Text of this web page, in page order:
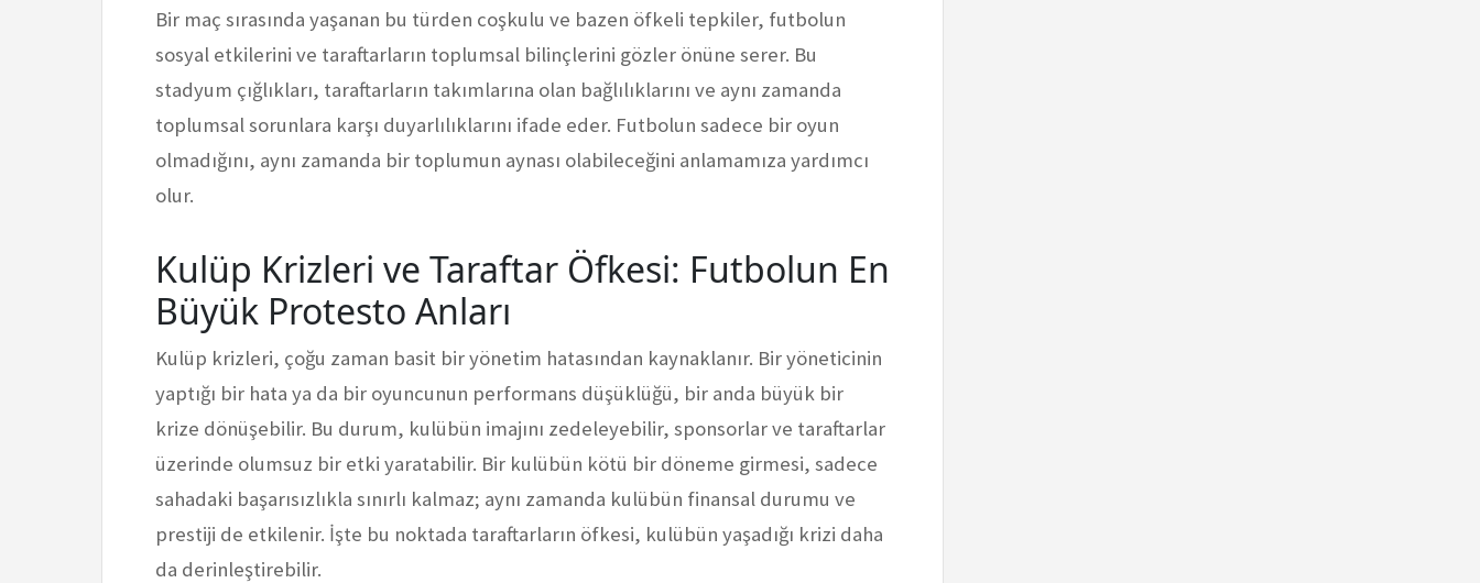
Bir maç sırasında yaşanan bu türden coşkulu ve bazen öfkeli tepkiler, futbolun
sosyal etkilerini ve taraftarların toplumsal bilinçlerini gözler önüne serer. Bu
stadyum çığlıkları, taraftarların takımlarına olan bağlılıklarını ve aynı zamanda
toplumsal sorunlara karşı duyarlılıklarını ifade eder. Futbolun sadece bir oyun
olmadığını, aynı zamanda bir toplumun aynası olabileceğini anlamamıza yardımcı
olur.
Kulüp Krizleri ve Taraftar Öfkesi: Futbolun En
Büyük Protesto Anları
Kulüp krizleri, çoğu zaman basit bir yönetim hatasından kaynaklanır. Bir yöneticinin
yaptığı bir hata ya da bir oyuncunun performans düşüklüğü, bir anda büyük bir
krize dönüşebilir. Bu durum, kulübün imajını zedeleyebilir, sponsorlar ve taraftarlar
üzerinde olumsuz bir etki yaratabilir. Bir kulübün kötü bir döneme girmesi, sadece
sahadaki başarısızlıkla sınırlı kalmaz; aynı zamanda kulübün finansal durumu ve
prestiji de etkilenir. İşte bu noktada taraftarların öfkesi, kulübün yaşadığı krizi daha
da derinleştirebilir.